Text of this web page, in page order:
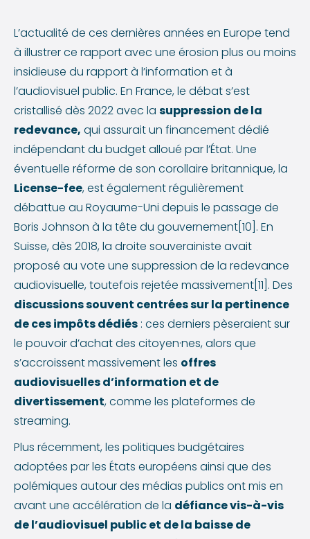
L’actualité de ces dernières années en Europe tend
à illustrer ce rapport avec une érosion plus ou moins
insidieuse du rapport à l’information et à
l’audiovisuel public. En France, le débat s’est
cristallisé dès 2022 avec la suppression de la
redevance, qui assurait un financement dédié
indépendant du budget alloué par l’État. Une
éventuelle réforme de son corollaire britannique, la
License-fee, est également régulièrement
débattue au Royaume-Uni depuis le passage de
Boris Johnson à la tête du gouvernement[10]. En
Suisse, dès 2018, la droite souverainiste avait
proposé au vote une suppression de la redevance
audiovisuelle, toutefois rejetée massivement[11]. Des
discussions souvent centrées sur la pertinence
de ces impôts dédiés : ces derniers pèseraient sur
le pouvoir d’achat des citoyen·nes, alors que
s’accroissent massivement les offres
audiovisuelles d’information et de
divertissement, comme les plateformes de
streaming.
Plus récemment, les politiques budgétaires
adoptées par les États européens ainsi que des
polémiques autour des médias publics ont mis en
avant une accélération de la défiance vis-à-vis
de l’audiovisuel public et de la baisse de